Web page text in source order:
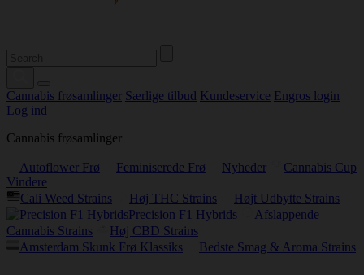
Cannabis frøsamlinger Særlige tilbud Kundeservice Engros login
Log ind
Cannabis frøsamlinger
Autoflower Frø Feminiserede Frø Nyheder
Cannabis Cup
Vindere
Cali Weed Strains
Høj THC Strains
Højt Udbytte Strains
Precision F1 Hybrids
Afslappende
Cannabis Strains
Høj CBD Strains
Amsterdam Skunk Frø Klassiks
Bedste Smag & Aroma Strains